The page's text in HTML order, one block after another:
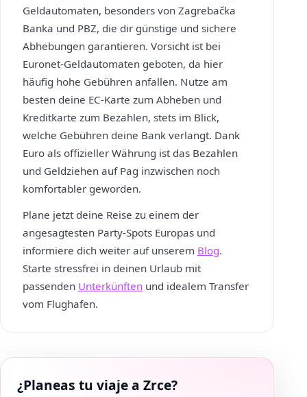
Geldautomaten, besonders von Zagrebačka
Banka und PBZ, die dir günstige und sichere
Abhebungen garantieren. Vorsicht ist bei
Euronet-Geldautomaten geboten, da hier
häufig hohe Gebühren anfallen. Nutze am
besten deine EC-Karte zum Abheben und
Kreditkarte zum Bezahlen, stets im Blick,
welche Gebühren deine Bank verlangt. Dank
Euro als offizieller Währung ist das Bezahlen
und Geldziehen auf Pag inzwischen noch
komfortabler geworden.
Plane jetzt deine Reise zu einem der
angesagtesten Party-Spots Europas und
informiere dich weiter auf unserem Blog.
Starte stressfrei in deinen Urlaub mit
passenden Unterkünften und idealem Transfer
vom Flughafen.
¿Planeas tu viaje a Zrce?